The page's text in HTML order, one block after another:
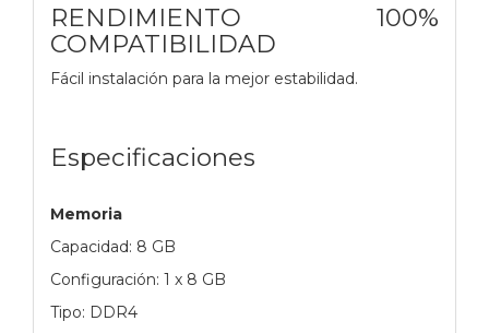
RENDIMIENTO 100%
COMPATIBILIDAD
Fácil instalación para la mejor estabilidad.
Especificaciones
Memoria
Capacidad: 8 GB
Configuración: 1 x 8 GB
Tipo: DDR4